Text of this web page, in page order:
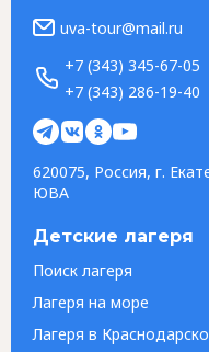
uva-tour@mail.ru
+7 (343) 345-67-05
+7 (343) 286-19-40
620075, Россия, г.
ЮВА
Детские лагеря
Поиск лагеря
Лагеря на море
Лагеря в